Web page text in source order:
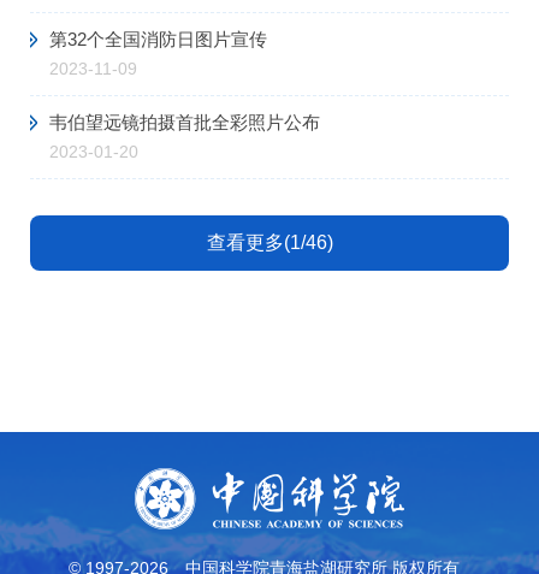
第32个全国消防日图片宣传
2023-11-09
韦伯望远镜拍摄首批全彩照片公布
2023-01-20
查看更多(1/46)
© 1997-2026 中国科学院青海盐湖研究所 版权所有